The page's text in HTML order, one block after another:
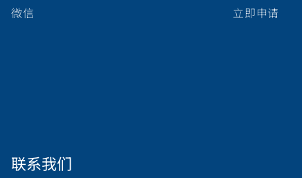
微信
立即申请
联系我们